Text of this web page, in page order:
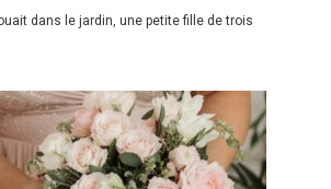
dans le jardin, une petite fille de trois